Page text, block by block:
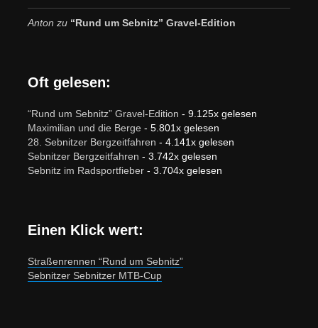
Anton zu “Rund um Sebnitz” Gravel-Edition
Oft gelesen:
“Rund um Sebnitz” Gravel-Edition - 9.125x gelesen
Maximilian und die Berge - 5.801x gelesen
28. Sebnitzer Bergzeitfahren - 4.141x gelesen
Sebnitzer Bergzeitfahren - 3.742x gelesen
Sebnitz im Radsportfieber - 3.704x gelesen
Einen Klick wert:
Straßenrennen “Rund um Sebnitz”
Sebnitzer Sebnitzer MTB-Cup